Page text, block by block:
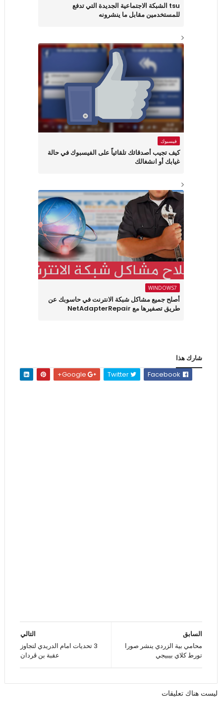
tsu الشبكة الاجتماعية الجديدة التي تدفع
للمستخدمين مقابل ما ينشرونه
فيسبوك
كيف تجيب أصدقائك تلقائياً على الفيسبوك في حالة
غيابك أو انشغالك
WINDOWS7
أصلح جميع مشاكل شبكة الانترنت في حاسوبك عن
طريق تصفيرها مع NetAdapterRepair
شارك هذا
Twitter
التالي
3 تحديات امام الدريدي لتجاوز
عقبة بن ڨردان
السابق
محامي بية الزردي ينشر صورا
تورط كلاي بيبيجي
ليست هناك تعليقات